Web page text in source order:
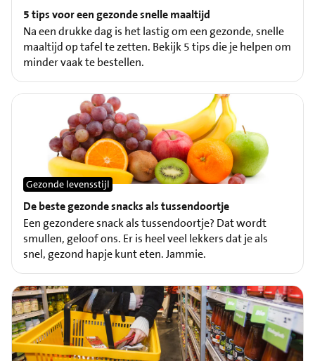
5 tips voor een gezonde snelle maaltijd
Na een drukke dag is het lastig om een gezonde, snelle
maaltijd op tafel te zetten. Bekijk 5 tips die je helpen om
minder vaak te bestellen.
De beste gezonde snacks als tussendoortje
Gezonde levensstijl
Een gezondere snack als tussendoortje? Dat wordt
smullen, geloof ons. Er is heel veel lekkers dat je als
snel, gezond hapje kunt eten. Jammie.